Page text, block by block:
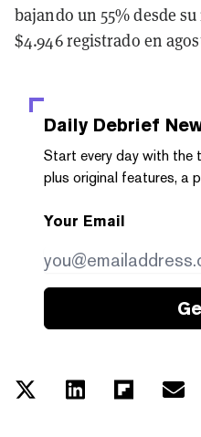
bajando un 55% desde
$4.946 registrado en
Daily Debrief
Start every day with the
plus original features, a
Your Email